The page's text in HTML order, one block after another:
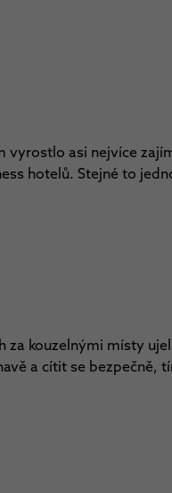
vyrostlo asi nejvíce
hotelů. Stejné to
za kouzelnými místy
a cítit se bezpečně,